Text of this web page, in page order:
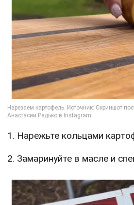
1. Нарежьте кольцами
2. Замаринуйте в масле и